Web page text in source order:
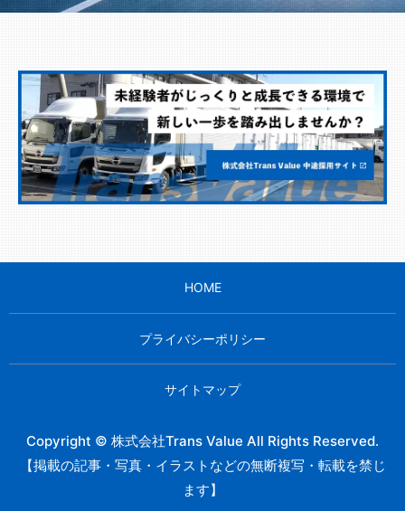
HOME
プライバシーポリシー
サイトマップ
Copyright © 株式会社Trans Value All Rights Reserved.
【掲載の記事・写真・イラストなどの無断複写・転載を禁じ
ます】